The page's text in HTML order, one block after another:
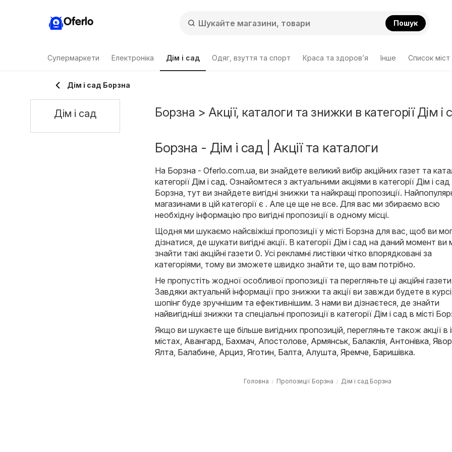
Oferlo Пошук
Супермаркети Електроніка Дім і сад Одяг, взуття та спорт Краса та здоров’я Інше Cписок міст
Дім і сад Борзна
Борзна > Акції, каталоги та знижки в категорії Дім і
Борзна - Дім і сад | Акції та каталоги
На Борзна - Oferlo.com.ua, ви знайдете великий вибір акційних газет та
категорії Дім і сад. Ознайомтеся з актуальними акціями в категорії Дім і сад
Борзна, тут ви знайдете вигідні знижки та найкращі пропозиції.
магазинами в цій категорії є . Але це ще не все. Для вас ми збираємо всю
необхідну інформацію про вигідні пропозиції в одному місці.
Щодня ми шукаємо найсвіжіші пропозиції у місті Борзна для вас, щоб ви
дізнатися, де шукати вигідні акції. В категорії Дім і сад на даний момент
знайти такі акційні газети 0. Усі рекламні листівки чітко впорядковані за
категоріями, тому ви зможете швидко знайти те, що вам потрібно.
Не пропустіть жодної особливої пропозиції та перегляньте ці акційні газети
Завдяки актуальній інформації про знижки та акції ви завжди будете в
шопінг буде зручнішим та ефективнішим. З нами ви дізнаєтеся, де знайти
найвигідніші знижки та спеціальні пропозиції в категорії Дім і сад в місті
Якщо ви шукаєте ще більше вигідних пропозицій, перегляньте також акції в
містах, Авангард, Бахмач, Апостолове, Армянськ, Балаклія, Антонівка,
Ялта, Балабине, Арциз, Яготин, Балта, Алушта, Яремче, Баришівка.
Головна Пропозиції Борзна Дім і сад Борзна
Дім і сад